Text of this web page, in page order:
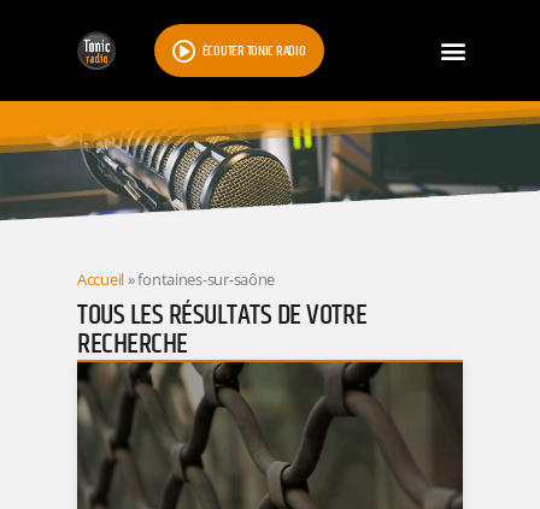
ÉCOUTER TONIC RADIO
RESULTATS
Accueil»fontaines-sur-saône
TOUS LES RÉSULTATS DE VOTRE
RECHERCHE